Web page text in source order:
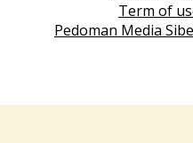
Term of
Pedoman Media